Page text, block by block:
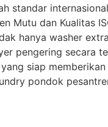
standar
Mutu dan Kualitas
hanya washer
pengering secara
siap
pondok